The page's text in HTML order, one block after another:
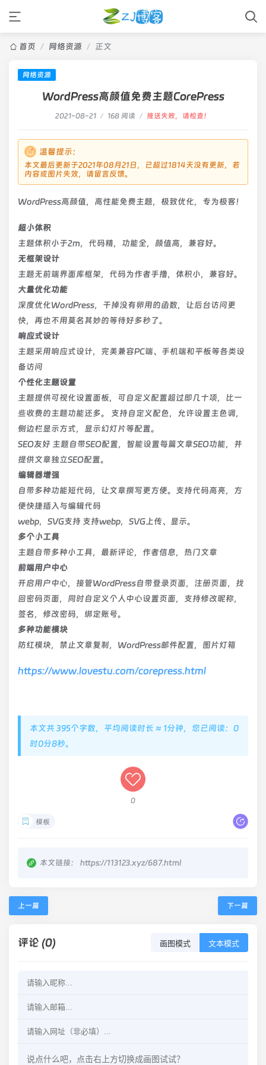
首页 / 网络资源 / 正文
网络资源
WordPress高颜值免费主题CorePress
2021-08-21 / 168 阅读 / 推送失败，请检查！
温馨提示：
本文最后更新于2021年08月21日，已超过1814天没有更新，若
内容或图片失效，请留言反馈。
WordPress高颜值，高性能免费主题，极致优化，专为极客！
超小体积
主题体积小于2m，代码精，功能全，颜值高，兼容好。
无框架设计
主题无前端界面库框架，代码为作者手撸，体积小，兼容好。
大量优化功能
深度优化WordPress，干掉没有卵用的函数，让后台访问更
快，再也不用莫名其妙的等待好多秒了。
响应式设计
主题采用响应式设计，完美兼容PC端、手机端和平板等各类设
备访问
个性化主题设置
主题提供可视化设置面板，可自定义配置超过即几十项，比一
些收费的主题功能还多。 支持自定义配色，允许设置主色调，
侧边栏显示方式，显示幻灯片等配置。
SEO友好 主题自带SEO配置，智能设置每篇文章SEO功能，并
提供文章独立SEO配置。
编辑器增强
自带多种功能短代码，让文章撰写更方便。支持代码高亮，方
便快捷插入与编辑代码
webp，SVG支持 支持webp，SVG上传、显示。
多个小工具
主题自带多种小工具，最新评论，作者信息，热门文章
前端用户中心
开启用户中心，接管WordPress自带登录页面，注册页面，找
回密码页面，同时自定义个人中心设置页面，支持修改昵称，
签名，修改密码，绑定账号。
多种功能模块
防红模块，禁止文章复制，WordPress邮件配置，图片灯箱
https://www.lovestu.com/corepress.html
本文共 395个字数，平均阅读时长 ≈ 1分钟，您已阅读：0
时0分8秒。
0
模板
本文链接： https://113123.xyz/687.html
上一篇 下一篇
评论 (0) 画图模式 文本模式